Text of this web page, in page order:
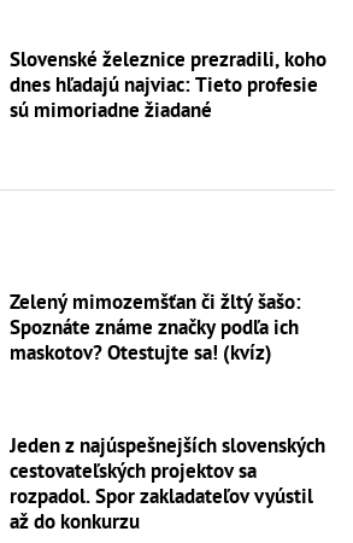
Slovenské železnice prezradili, koho
dnes hľadajú najviac: Tieto profesie
sú mimoriadne žiadané
Zelený mimozemšťan či žltý šašo:
Spoznáte známe značky podľa ich
maskotov? Otestujte sa! (kvíz)
Jeden z najúspešnejších slovenských
cestovateľských projektov sa
rozpadol. Spor zakladateľov vyústil
až do konkurzu